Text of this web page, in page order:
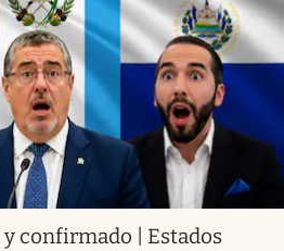
confirmado | Estados